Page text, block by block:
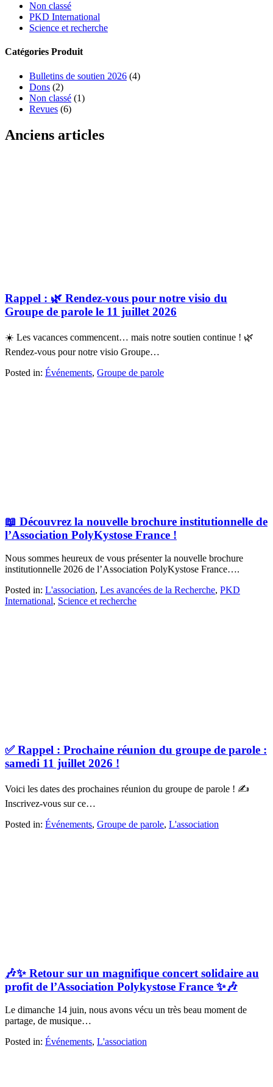
Non classé
PKD International
Science et recherche
Catégories Produit
Bulletins de soutien 2026 (4)
Dons (2)
Non classé (1)
Revues (6)
Anciens articles
Rappel : 🌿 Rendez-vous pour notre visio du
Groupe de parole le 11 juillet 2026
☀️ Les vacances commencent… mais notre soutien continue ! 🌿
Rendez-vous pour notre visio Groupe…
Posted in: Événements, Groupe de parole
📖 Découvrez la nouvelle brochure institutionnelle de
l’Association PolyKystose France !
Nous sommes heureux de vous présenter la nouvelle brochure
institutionnelle 2026 de l’Association PolyKystose France….
Posted in: L'association, Les avancées de la Recherche, PKD
International, Science et recherche
✅ Rappel : Prochaine réunion du groupe de parole :
samedi 11 juillet 2026 !
Voici les dates des prochaines réunion du groupe de parole ! ✍
Inscrivez-vous sur ce…
Posted in: Événements, Groupe de parole, L'association
🎶✨ Retour sur un magnifique concert solidaire au
profit de l’Association Polykystose France ✨🎶
Le dimanche 14 juin, nous avons vécu un très beau moment de
partage, de musique…
Posted in: Événements, L'association